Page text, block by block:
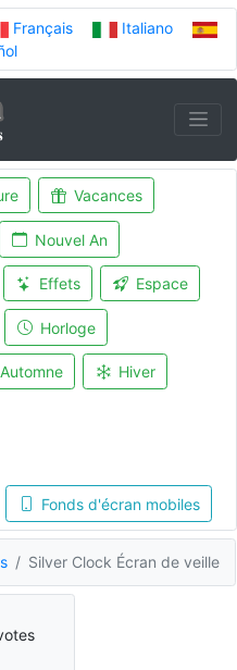
Français
Italiano
Vacances
Nouvel An
Effets Espace
Horloge
Automne Hiver
Fonds d'écran mobiles
Silver Clock Écran de veille